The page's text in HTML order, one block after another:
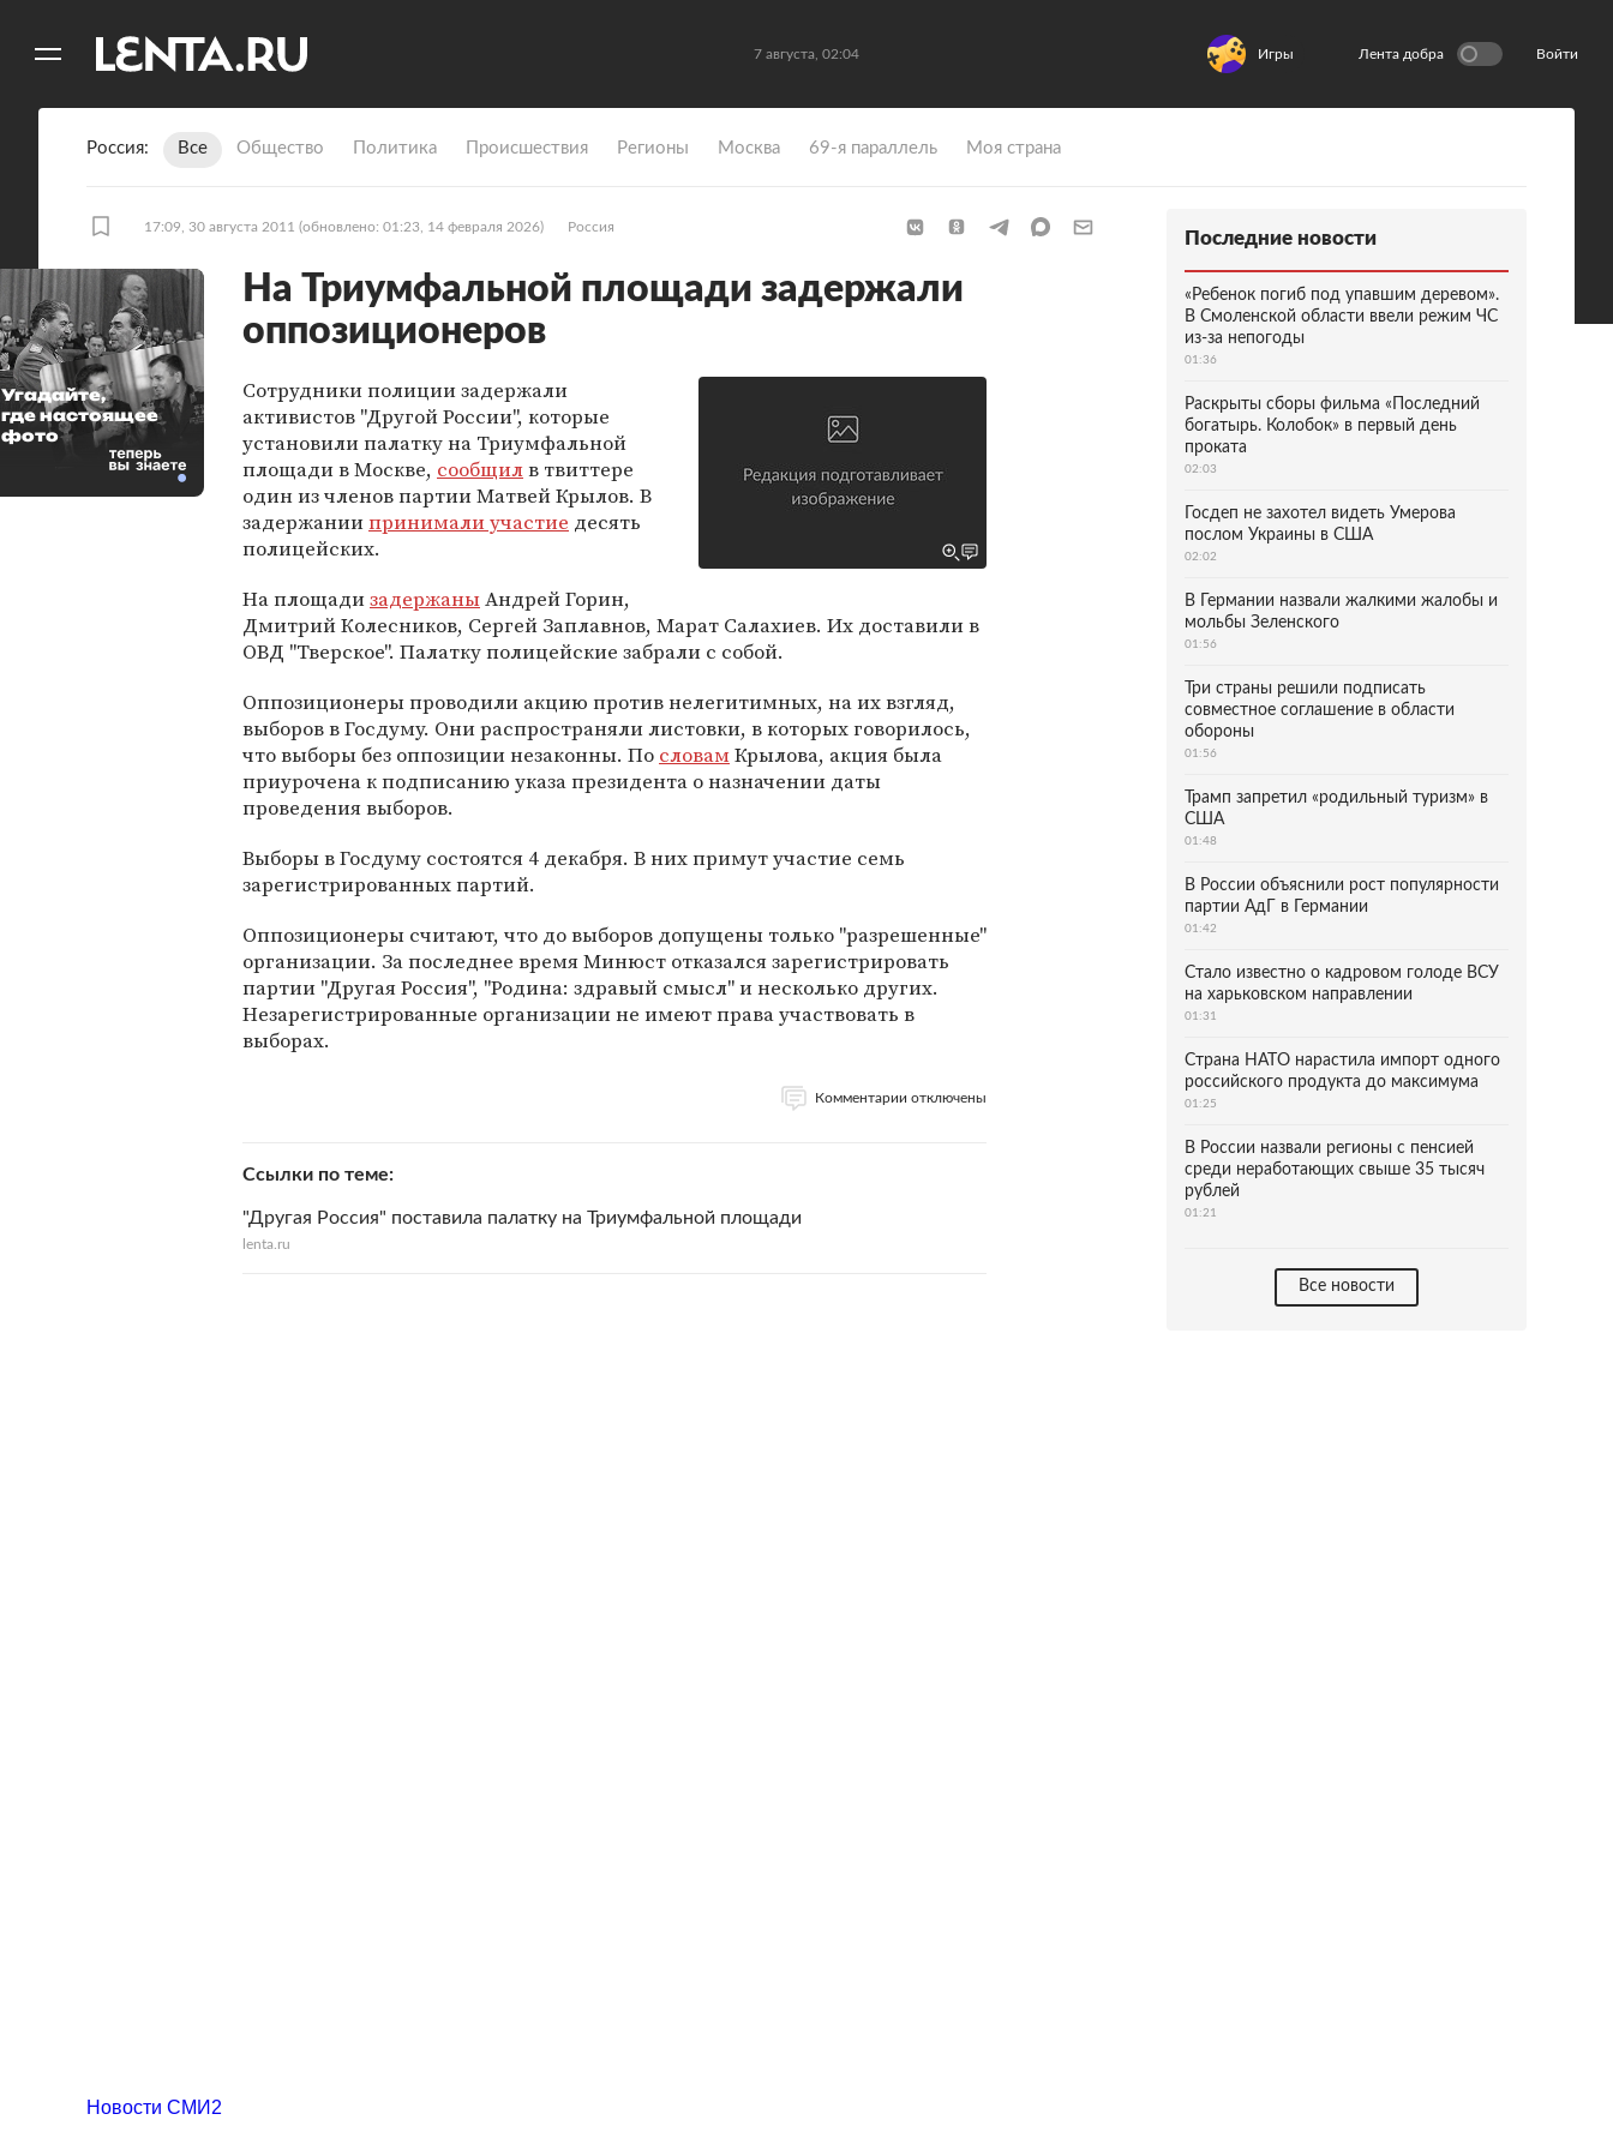
7 августа, 02:04 Игры Лента добра Войти
Россия Все Общество Политика Происшествия Регионы Москва 69-я параллель Моя страна
17:09, 30 августа 2011 (обновлено: 01:23, 14 февраля 2026) Россия
На Триумфальной площади задержали
оппозиционеров
Сотрудники полиции задержали
активистов "Другой России", которые
установили палатку на Триумфальной
площади в Москве, сообщилв твиттере
один из членов партии Матвей Крылов. В
задержаниипринимали участие десять
полицейских.
На площадизадержаныАндрей Горин,
Дмитрий Колесников, Сергей Заплавнов, Марат Салахиев. Их доставили в
ОВД "Тверское". Палатку полицейские забрали с собой.
Оппозиционеры проводили акцию против нелегитимных, на их взгляд,
выборов в Госдуму. Они распространяли листовки, в которых говорилось,
что выборы без оппозиции незаконны. По словамКрылова, акция была
приурочена к подписанию указа президента о назначении даты
проведения выборов.
Выборы в Госдуму состоятся 4 декабря. В них примут участие семь
зарегистрированных партий.
Оппозиционеры считают, что до выборов допущены только "разрешенные"
организации. За последнее время Минюст отказался зарегистрировать
партии "Другая Россия", "Родина: здравый смысл" и несколько других.
Незарегистрированные организации не имеют права участвовать в
выборах.
Комментарии отключены
Ссылки по теме
"Другая Россия" поставила палатку на Триумфальной площади
lenta.ru
Угадайте,
где настоящее
фото
Последние новости
«Ребенок погиб под упавшим деревом».
В Смоленской области ввели режим ЧС
из-за непогоды
01:36
Раскрыты сборы фильма «Последний
богатырь. Колобок» в первый день
проката
02:03
Госдеп не захотел видеть Умерова
послом Украины в США
02:02
В Германии назвали жалкими жалобы и
мольбы Зеленского
01:56
Три страны решили подписать
совместное соглашение в области
обороны
01:56
Трамп запретил «родильный туризм» в
США
01:48
В России объяснили рост популярности
партии АдГ в Германии
01:42
Стало известно о кадровом голоде ВСУ
на харьковском направлении
01:31
Страна НАТО нарастила импорт одного
российского продукта до максимума
01:25
В России назвали регионы с пенсией
среди неработающих свыше 35 тысяч
рублей
01:21
Все новости
Новости СМИ2